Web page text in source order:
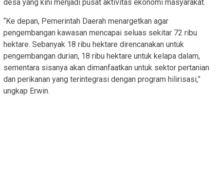
desa yang kini menjadi pusat aktivitas ekonomi masyarakat.
“Ke depan, Pemerintah Daerah menargetkan agar
pengembangan kawasan mencapai seluas sekitar 72 ribu
hektare. Sebanyak 18 ribu hektare direncanakan untuk
pengembangan durian, 18 ribu hektare untuk kelapa dalam,
sementara sisanya akan dimanfaatkan untuk sektor pertanian
dan perikanan yang terintegrasi dengan program hilirisasi,”
ungkap Erwin.